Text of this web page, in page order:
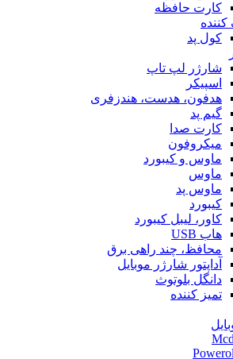
کارت حافظه
کول پد
شارژر لپ تاپ
اسپیکر
هدفون، هدست، هندزفری
گیم پد
کارت صدا
میکروفون
ماوس و کیبورد
ماوس
ماوس پد
کیبورد
کاور، لیبل کیبورد
هاب USB
محافظ، چند راهی برق
آداپتور شارژر موبایل
دانگل بلوتوث
تمیز کننده